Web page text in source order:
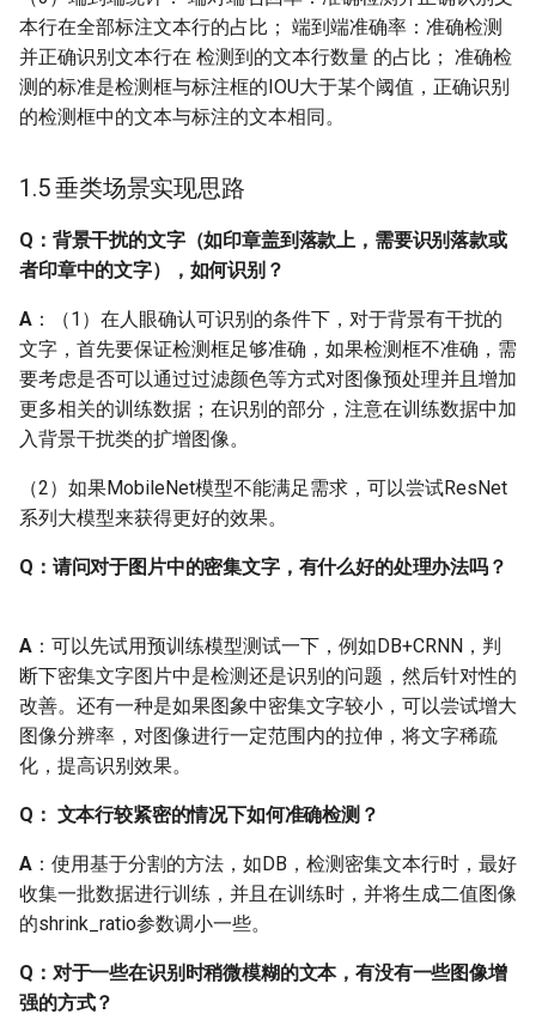
字典里会对精度造成多大
的损失？
Q：类似泰语这样的小语
符甚至三个字符，请问如
何制作字典
Q: 想把简历上的文字识别
出来后，能够把关系一一
对应起来，比如姓名和它
后面的名字组成一对，籍
贯、邮箱、学历等等都和
各自的内容关联起来，这
个应该如何处理，PPOCR
1.6 训练过程与模型调优
Q: 增大batch_size模型训
Q: 预测时提示图像过大，
显存、内存溢出了，应该
如何处理？
Q: 识别训练时，训练集精
度已经到达90了，但验证
去怎么办？
1.7 补充资料
Q: 对于小白如何快速入门
中文OCR项目实践？
本行在全部标注文本行的占比； 端到端准确率：准确检测
并正确识别文本行在 检测到的文本行数量 的占比； 准确检
测的标准是检测框与标注框的IOU大于某个阈值，正确识别
的检测框中的文本与标注的文本相同。
1.5 垂类场景实现思路
Q：背景干扰的文字（如印章盖到落款上，需要识别落款或
者印章中的文字），如何识别？
A ：（1）在人眼确认可识别的条件下，对于背景有干扰的
文字，首先要保证检测框足够准确，如果检测框不准确，需
要考虑是否可以通过过滤颜色等方式对图像预处理并且增加
更多相关的训练数据；在识别的部分，注意在训练数据中加
入背景干扰类的扩增图像。
（2）如果MobileNet模型不能满足需求，可以尝试ResNet
系列大模型来获得更好的效果。
Q：请问对于图片中的密集文字，有什么好的处理办法吗？
A ：可以先试用预训练模型测试一下，例如DB+CRNN，判
断下密集文字图片中是检测还是识别的问题，然后针对性的
改善。还有一种是如果图象中密集文字较小，可以尝试增大
图像分辨率，对图像进行一定范围内的拉伸，将文字稀疏
化，提高识别效果。
Q： 文本行较紧密的情况下如何准确检测？
A ：使用基于分割的方法，如DB，检测密集文本行时，最好
收集一批数据进行训练，并且在训练时，并将生成二值图像
的shrink_ratio参数调小一些。
Q：对于一些在识别时稍微模糊的文本，有没有一些图像增
强的方式？